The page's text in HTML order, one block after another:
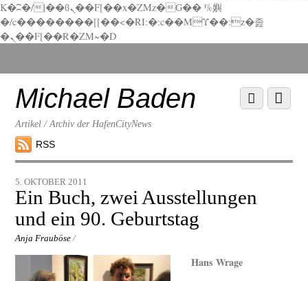
K�ʭ�/|��ϐܢ��F[��x�ZMz�G�� %嬩
�/c��������[[��<�RI:�:c��MΎ��:z�졾
�ܢ��F[��R�ZM~�D
down
contentMichael Baden
Artikel / Archiv der HafenCityNews
RSS
Menu
Scroll
down
5. OKTOBER 2011
Ein Buch, zwei Ausstellungen
und ein 90. Geburtstag
Anja Frauböse /
Hans Wrage